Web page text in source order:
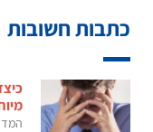
כתבות חשובות